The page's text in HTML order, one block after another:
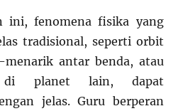
ini, fenomena fisika yang
tradisional, seperti orbit
antar benda, atau
di planet lain, dapat
jelas. Guru berperan